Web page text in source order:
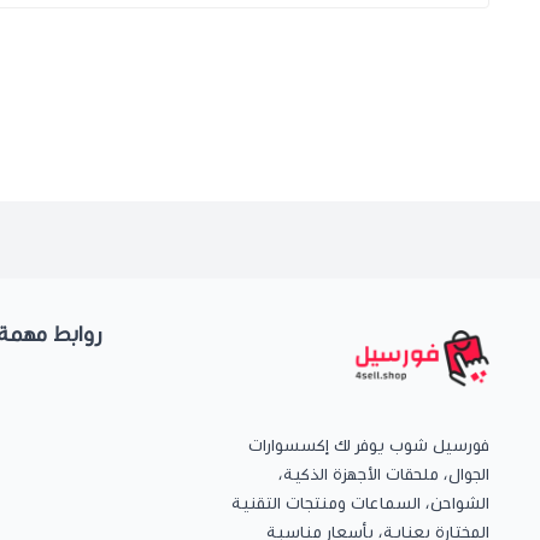
فورسيل شوب يوفر لك إكسسوارات
الجوال، ملحقات الأجهزة الذكية،
الشواحن، السماعات ومنتجات التقنية
المختارة بعناية، بأسعار مناسبة
روابط